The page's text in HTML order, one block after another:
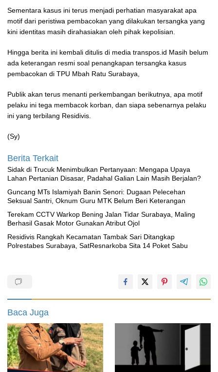
Sementara kasus ini terus menjadi perhatian masyarakat apa
motif dari peristiwa pembacokan yang dilakukan tersangka yang
kini identitas masih dirahasiakan oleh pihak kepolisian.
Hingga berita ini kembali ditulis di media transpos.id Masih belum
ada keterangan resmi soal penangkapan tersangka kasus
pembacokan di TPU Mbah Ratu Surabaya,
Publik akan terus menanti perkembangan berikutnya, apa motif
pelaku ini tega membacok korban, dan siapa sebenarnya pelaku
ini yang terbilang Residivis.
(Sy)
Berita Terkait
‎Sidak di Trucuk Menimbulkan Pertanyaan: Mengapa Upaya
Lahan Pertanian Disasar, Padahal Galian Lain Masih Berjalan?
Guncang MTs Islamiyah Banin Senori: Dugaan Pelecehan
Seksual Santri, Oknum Guru MTK Belum Beri Keterangan
Terekam CCTV Warkop Bening Jalan Tidar Surabaya, Maling
Berhasil Gasak Motor Gunakan Atribut Ojol
Residivis Rangkah Kecamatan Tambak Sari Ditangkap
Polrestabes Surabaya, SatResnarkoba Sita 14 Poket Sabu
Baca Juga